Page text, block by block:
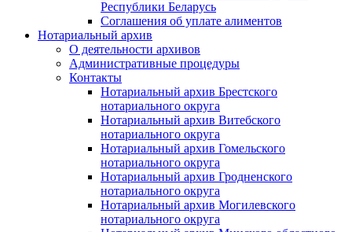
Республики Беларусь
Соглашения об уплате алиментов
Нотариальный архив
О деятельности архивов
Административные процедуры
Контакты
Нотариальный архив Брестского
нотариального округа
Нотариальный архив Витебского
нотариального округа
Нотариальный архив Гомельского
нотариального округа
Нотариальный архив Гродненского
нотариального округа
Нотариальный архив Могилевского
нотариального округа